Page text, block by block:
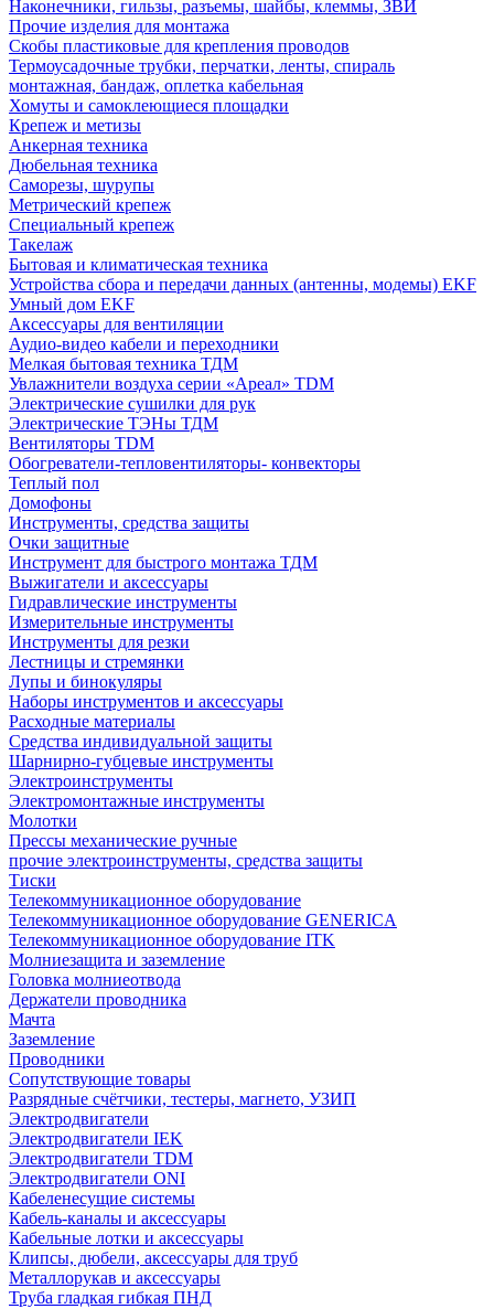
Наконечники, гильзы, разъемы, шайбы, клеммы, ЗВИ
Прочие изделия для монтажа
Скобы пластиковые для крепления проводов
Термоусадочные трубки, перчатки, ленты, спираль
монтажная, бандаж, оплетка кабельная
Хомуты и самоклеющиеся площадки
Крепеж и метизы
Анкерная техника
Дюбельная техника
Саморезы, шурупы
Метрический крепеж
Специальный крепеж
Такелаж
Бытовая и климатическая техника
Устройства сбора и передачи данных (антенны, модемы) EKF
Умный дом EKF
Аксессуары для вентиляции
Аудио-видео кабели и переходники
Мелкая бытовая техника ТДМ
Увлажнители воздуха серии «Ареал» TDM
Электрические сушилки для рук
Электрические ТЭНы ТДМ
Вентиляторы TDM
Обогреватели-тепловентиляторы- конвекторы
Теплый пол
Домофоны
Инструменты, средства защиты
Очки защитные
Инструмент для быстрого монтажа ТДМ
Выжигатели и аксессуары
Гидравлические инструменты
Измерительные инструменты
Инструменты для резки
Лестницы и стремянки
Лупы и бинокуляры
Наборы инструментов и аксессуары
Расходные материалы
Средства индивидуальной защиты
Шарнирно-губцевые инструменты
Электроинструменты
Электромонтажные инструменты
Молотки
Прессы механические ручные
прочие электроинструменты, средства защиты
Тиски
Телекоммуникационное оборудование
Телекоммуникационное оборудование GENERICA
Телекоммуникационное оборудование ITK
Молниезащита и заземление
Головка молниеотвода
Держатели проводника
Мачта
Заземление
Проводники
Сопутствующие товары
Разрядные счётчики, тестеры, магнето, УЗИП
Электродвигатели
Электродвигатели IEK
Электродвигатели TDM
Электродвигатели ONI
Кабеленесущие системы
Кабель-каналы и аксессуары
Кабельные лотки и аксессуары
Клипсы, дюбели, аксессуары для труб
Металлорукав и аксессуары
Труба гладкая гибкая ПНД